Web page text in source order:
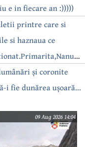
e in fiecare an :)))))
printre care si
si haznaua ce
si pe Izabel Mitrea
și coronite
i fie dunărea ușoară...
09 Aug 2026 14:04